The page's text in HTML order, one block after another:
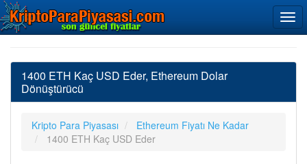
1400 ETH Kaç USD Eder, Ethereum Dolar
Dönüştürücü
Kripto Para Piyasası
Ethereum Fiyatı Ne Kadar
1400 ETH Kaç USD Eder